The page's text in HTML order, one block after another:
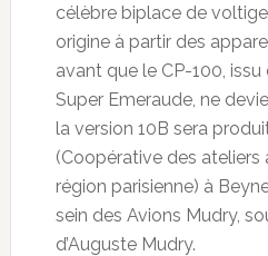
célèbre biplace de
origine à partir des
avant que le CP-100,
Super Emeraude, ne
la version 10B sera
(Coopérative des ateliers
région parisienne) à
sein des Avions Mudry,
d’Auguste Mudry.